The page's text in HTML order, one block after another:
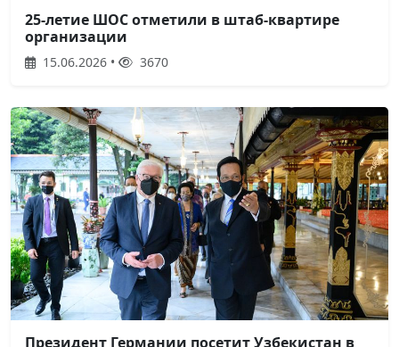
25-летие ШОС отметили в штаб-квартире
организации
15.06.2026 • 3670
Президент Германии посетит Узбекистан в